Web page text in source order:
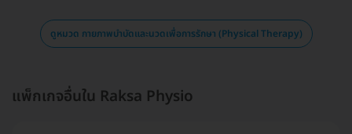
ดูหมวด กายภาพบำบัดและนวดเพื่อการรักษา (Physical Therapy)
แพ็กเกจอื่นใน Raksa Physio